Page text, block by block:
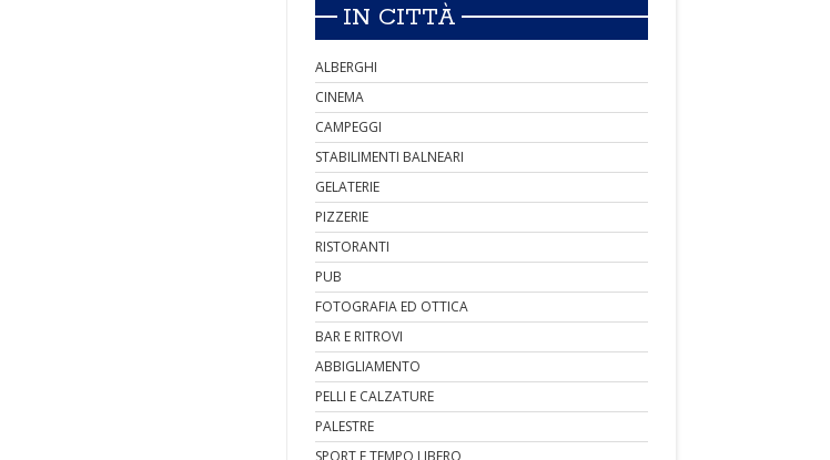
IN CITTÀ
ALBERGHI
CINEMA
CAMPEGGI
STABILIMENTI BALNEARI
GELATERIE
PIZZERIE
RISTORANTI
PUB
FOTOGRAFIA ED OTTICA
BAR E RITROVI
ABBIGLIAMENTO
PELLI E CALZATURE
PALESTRE
SPORT E TEMPO LIBERO